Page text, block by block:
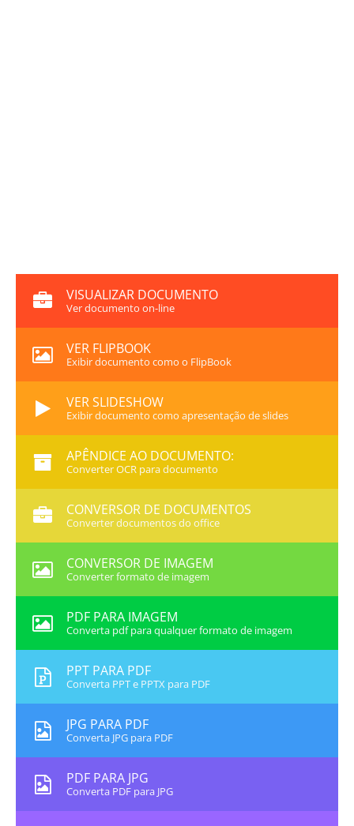
VISUALIZAR DOCUMENTO
Ver documento on-line
VER FLIPBOOK
Exibir documento como o FlipBook
VER SLIDESHOW
Exibir documento como apresentação de slides
APÊNDICE AO DOCUMENTO:
Converter OCR para documento
CONVERSOR DE DOCUMENTOS
Converter documentos do office
CONVERSOR DE IMAGEM
Converter formato de imagem
PDF PARA IMAGEM
Converta pdf para qualquer formato de imagem
PPT PARA PDF
Converta PPT e PPTX para PDF
JPG PARA PDF
Converta JPG para PDF
PDF PARA JPG
Converta PDF para JPG